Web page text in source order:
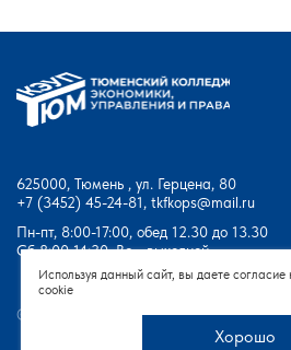
625000, Тюмень , ул. Герцена, 80
+7 (3452) 45-24-81, tkfkops@mail.ru
Пн-пт, 8:00-17:00, обед 12.30 до 13.30
Сб 8:00-14:30, Вс - выходной
© Тюменский колледж экономики,
Используя данный сайт, вы даете
cookie
Хорошо